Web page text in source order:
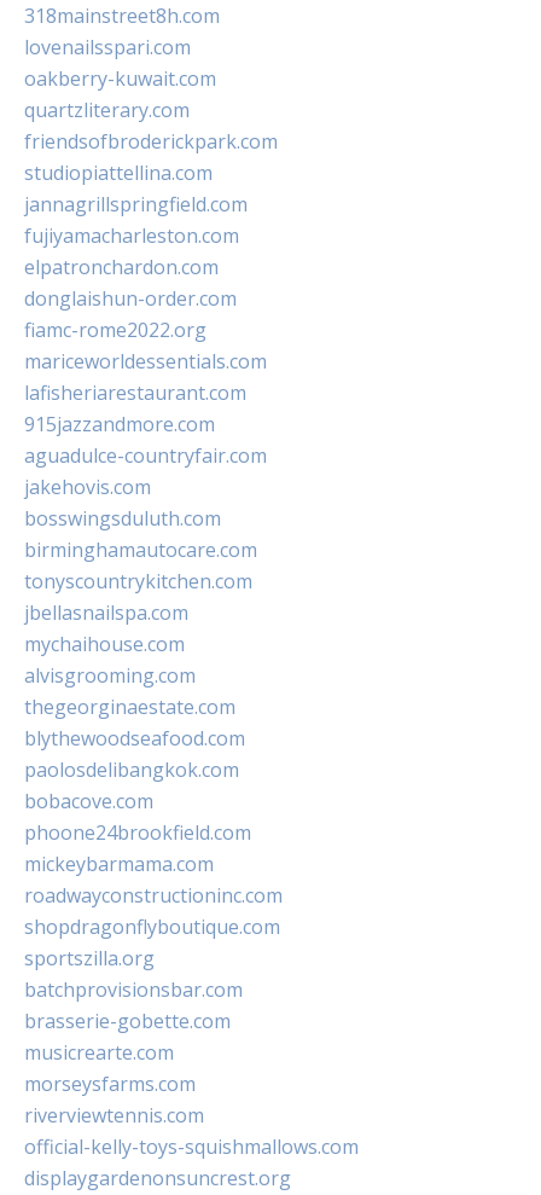
318mainstreet8h.com
lovenailsspari.com
oakberry-kuwait.com
quartzliterary.com
friendsofbroderickpark.com
studiopiattellina.com
jannagrillspringfield.com
fujiyamacharleston.com
elpatronchardon.com
donglaishun-order.com
fiamc-rome2022.org
mariceworldessentials.com
lafisheriarestaurant.com
915jazzandmore.com
aguadulce-countryfair.com
jakehovis.com
bosswingsduluth.com
birminghamautocare.com
tonyscountrykitchen.com
jbellasnailspa.com
mychaihouse.com
alvisgrooming.com
thegeorginaestate.com
blythewoodseafood.com
paolosdelibangkok.com
bobacove.com
phoone24brookfield.com
mickeybarmama.com
roadwayconstructioninc.com
shopdragonflyboutique.com
sportszilla.org
batchprovisionsbar.com
brasserie-gobette.com
musicrearte.com
morseysfarms.com
riverviewtennis.com
official-kelly-toys-squishmallows.com
displaygardenonsuncrest.org